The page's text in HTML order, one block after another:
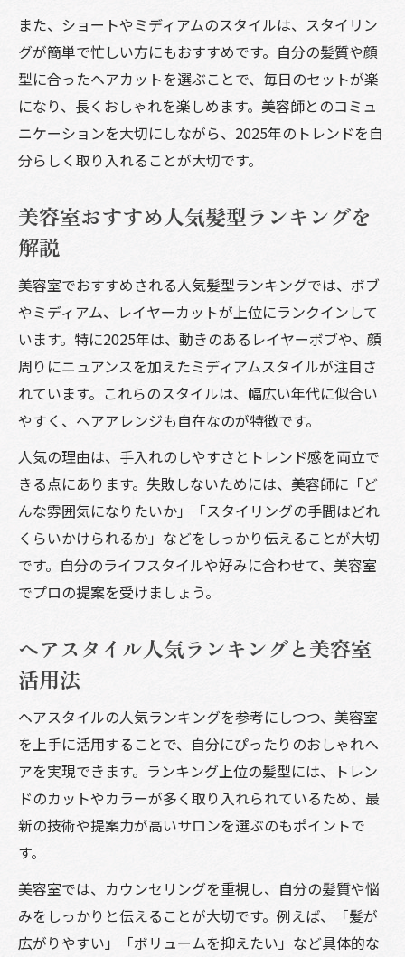
また、ショートやミディアムのスタイルは、スタイリン
グが簡単で忙しい方にもおすすめです。自分の髪質や顔
型に合ったヘアカットを選ぶことで、毎日のセットが楽
になり、長くおしゃれを楽しめます。美容師とのコミュ
ニケーションを大切にしながら、2025年のトレンドを自
分らしく取り入れることが大切です。
美容室おすすめ人気髪型ランキングを
解説
美容室でおすすめされる人気髪型ランキングでは、ボブ
やミディアム、レイヤーカットが上位にランクインして
います。特に2025年は、動きのあるレイヤーボブや、顔
周りにニュアンスを加えたミディアムスタイルが注目さ
れています。これらのスタイルは、幅広い年代に似合い
やすく、ヘアアレンジも自在なのが特徴です。
人気の理由は、手入れのしやすさとトレンド感を両立で
きる点にあります。失敗しないためには、美容師に「ど
んな雰囲気になりたいか」「スタイリングの手間はどれ
くらいかけられるか」などをしっかり伝えることが大切
です。自分のライフスタイルや好みに合わせて、美容室
でプロの提案を受けましょう。
ヘアスタイル人気ランキングと美容室
活用法
ヘアスタイルの人気ランキングを参考にしつつ、美容室
を上手に活用することで、自分にぴったりのおしゃれヘ
アを実現できます。ランキング上位の髪型には、トレン
ドのカットやカラーが多く取り入れられているため、最
新の技術や提案力が高いサロンを選ぶのもポイントで
す。
美容室では、カウンセリングを重視し、自分の髪質や悩
みをしっかりと伝えることが大切です。例えば、「髪が
広がりやすい」「ボリュームを抑えたい」など具体的な